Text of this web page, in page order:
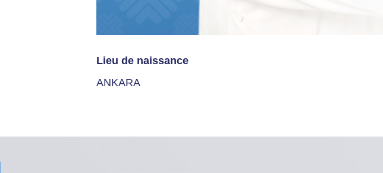
Lieu de naissance
ANKARA